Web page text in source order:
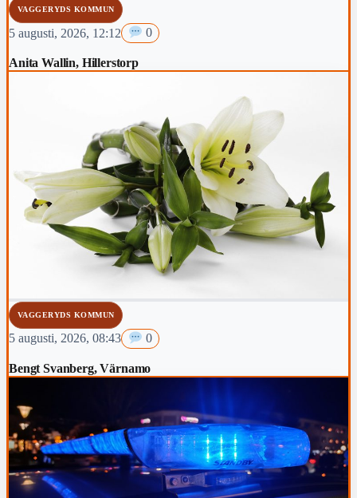
VAGGERYDS KOMMUN
5 augusti, 2026, 12:12 0
Anita Wallin, Hillerstorp
VAGGERYDS KOMMUN
5 augusti, 2026, 08:43 0
Bengt Svanberg, Värnamo